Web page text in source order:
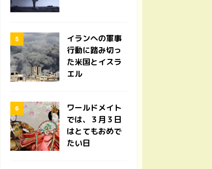
イランへの軍事
行動に踏み切っ
た米国とイスラ
エル
ワールドメイト
では、３月３日
はとてもおめで
たい日